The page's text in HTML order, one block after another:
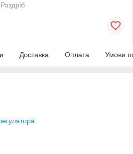
Роздріб
Доставка Оплата Умови